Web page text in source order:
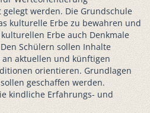
werden. Die Grundschule
kulturelle Erbe zu bewahren und
Erbe auch Denkmale
Schülern sollen Inhalte
aktuellen und künftigen
orientieren. Grundlagen
geschaffen werden.
kindliche Erfahrungs- und